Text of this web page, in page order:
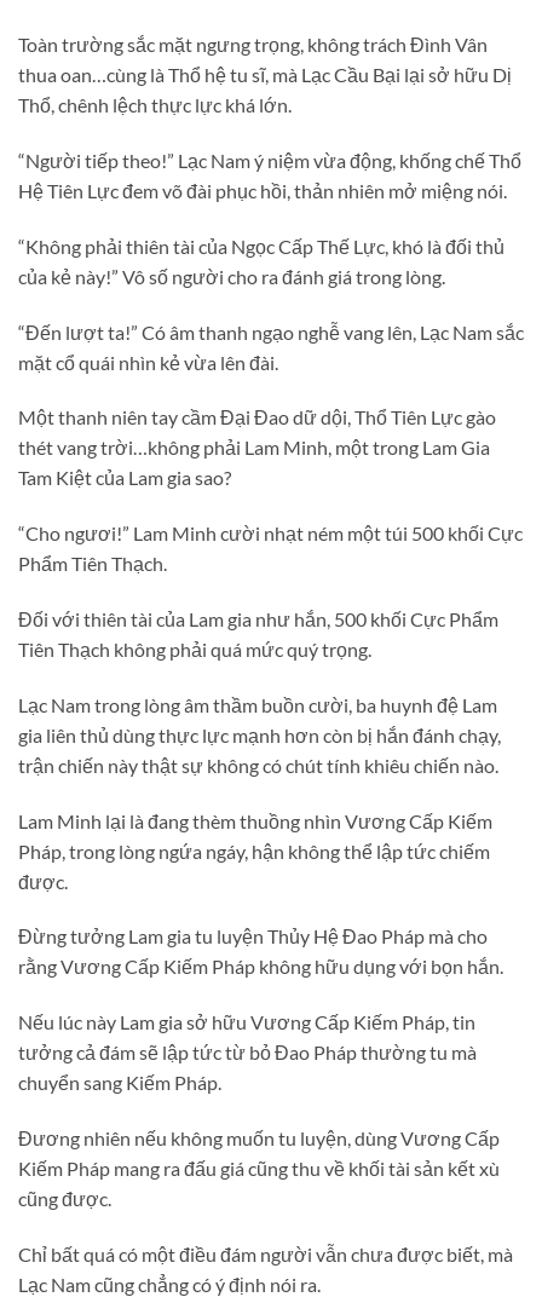
Toàn trường sắc mặt ngưng trọng, không trách Đình Vân
thua oan…cùng là Thổ hệ tu sĩ, mà Lạc Cầu Bại lại sở hữu Dị
Thổ, chênh lệch thực lực khá lớn.
“Người tiếp theo!” Lạc Nam ý niệm vừa động, khống chế Thổ
Hệ Tiên Lực đem võ đài phục hồi, thản nhiên mở miệng nói.
“Không phải thiên tài của Ngọc Cấp Thế Lực, khó là đối thủ
của kẻ này!” Vô số người cho ra đánh giá trong lòng.
“Đến lượt ta!” Có âm thanh ngạo nghễ vang lên, Lạc Nam sắc
mặt cổ quái nhìn kẻ vừa lên đài.
Một thanh niên tay cầm Đại Đao dữ dội, Thổ Tiên Lực gào
thét vang trời…không phải Lam Minh, một trong Lam Gia
Tam Kiệt của Lam gia sao?
“Cho ngươi!” Lam Minh cười nhạt ném một túi 500 khối Cực
Phẩm Tiên Thạch.
Đối với thiên tài của Lam gia như hắn, 500 khối Cực Phẩm
Tiên Thạch không phải quá mức quý trọng.
Lạc Nam trong lòng âm thầm buồn cười, ba huynh đệ Lam
gia liên thủ dùng thực lực mạnh hơn còn bị hắn đánh chạy,
trận chiến này thật sự không có chút tính khiêu chiến nào.
Lam Minh lại là đang thèm thuồng nhìn Vương Cấp Kiếm
Pháp, trong lòng ngứa ngáy, hận không thể lập tức chiếm
được.
Đừng tưởng Lam gia tu luyện Thủy Hệ Đao Pháp mà cho
rằng Vương Cấp Kiếm Pháp không hữu dụng với bọn hắn.
Nếu lúc này Lam gia sở hữu Vương Cấp Kiếm Pháp, tin
tưởng cả đám sẽ lập tức từ bỏ Đao Pháp thường tu mà
chuyển sang Kiếm Pháp.
Đương nhiên nếu không muốn tu luyện, dùng Vương Cấp
Kiếm Pháp mang ra đấu giá cũng thu về khối tài sản kết xù
cũng được.
Chỉ bất quá có một điều đám người vẫn chưa được biết, mà
Lạc Nam cũng chẳng có ý định nói ra.